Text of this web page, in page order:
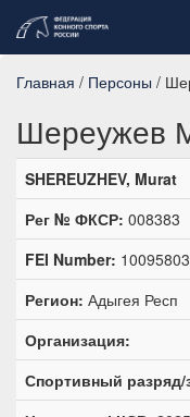
Главная / Персоны /
Шереужев
SHEREUZHEV, Murat
Рег № ФКСР: 008383
FEI Number: 10095803
Регион: Адыгея Респ
Организация:
Спортивный разряд/